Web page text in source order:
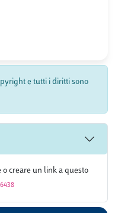
e tutti i diritti sono
creare un link a questo